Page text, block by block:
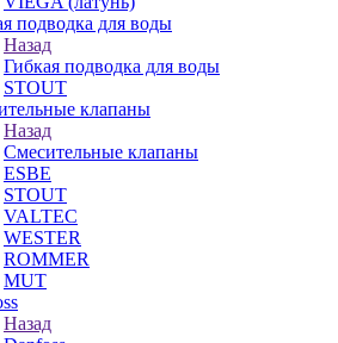
подводка для воды
Назад
Гибкая подводка для воды
STOUT
клапаны
Назад
Смесительные клапаны
ESBE
STOUT
VALTEC
WESTER
ROMMER
MUT
Назад